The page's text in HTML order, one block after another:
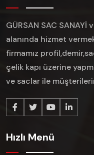
GÜRSAN SAC SANAYİ
alanında hizmet
firmamız
çelik kapı üzerine
ve saclar ile
Hızlı Menü